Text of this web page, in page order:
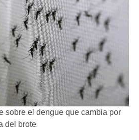
sobre el dengue que cambia por
del brote